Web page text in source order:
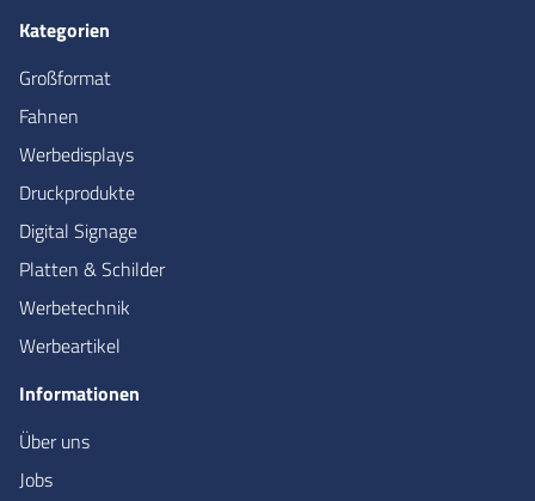
Kategorien
Großformat
Fahnen
Werbedisplays
Druckprodukte
Digital Signage
Platten & Schilder
Werbetechnik
Werbeartikel
Informationen
Über uns
Jobs